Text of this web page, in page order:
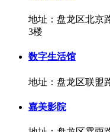
地址：盘龙区北京
3楼
数字生活馆
地址：盘龙区联盟
嘉美影院